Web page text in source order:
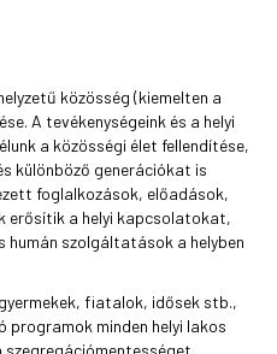
közösség (kiemelten a
A tevékenységeink és a helyi
a közösségi élet fellendítése,
különböző generációkat is
foglalkozások, előadások,
erősítik a helyi kapcsolatokat,
humán szolgáltatások a helyben
fiatalok, idősek stb.,
programok minden helyi lakos